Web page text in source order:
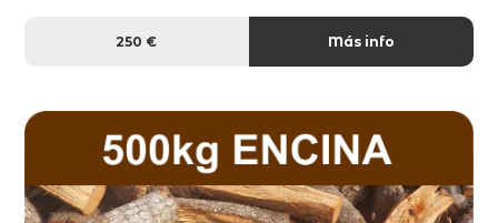
250 € Más info